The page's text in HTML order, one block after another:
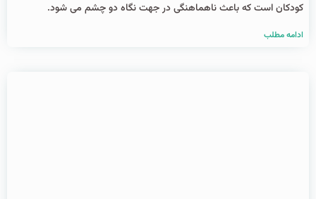
کودکان است که باعث ناهماهنگی در جهت نگاه دو چشم می ‌شود.
ادامه مطلب